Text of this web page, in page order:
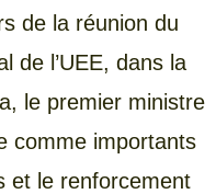
de la réunion du
de l’UEE, dans la
le premier ministre
comme importants
et le renforcement